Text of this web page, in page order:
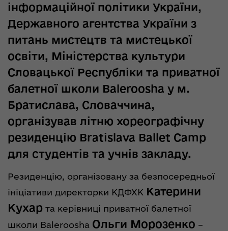
інформаційної політики України,
Державного агентства України з
питань мистецтв та мистецької
освіти, Міністерства культури
Словацької Республіки та приватної
балетної школи Baleroosha у м.
Братислава, Словаччина,
організував літню хореографічну
резиденцію Bratislava Ballet Camp
для студентів та учнів закладу.
Резиденцію, організовану за безпосередньої
ініціативи директорки КДФХК Катерини
Кухар та керівниці приватної балетної
школи Baleroosha Ольги Морозенко –